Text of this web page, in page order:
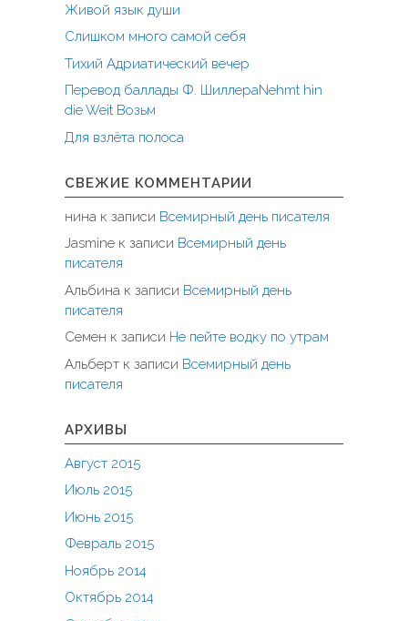
Живой язык души
Слишком много самой себя
Тихий Адриатический вечер
Перевод баллады Ф. ШиллераNehmt hin
die Weit Возьм
Для взлёта полоса
СВЕЖИЕ КОММЕНТАРИИ
нина к записи Всемирный день писателя
Jasmine к записи Всемирный день
писателя
Альбина к записи Всемирный день
писателя
Семен к записи Не пейте водку по утрам
Альберт к записи Всемирный день
писателя
АРХИВЫ
Август 2015
Июль 2015
Июнь 2015
Февраль 2015
Ноябрь 2014
Октябрь 2014